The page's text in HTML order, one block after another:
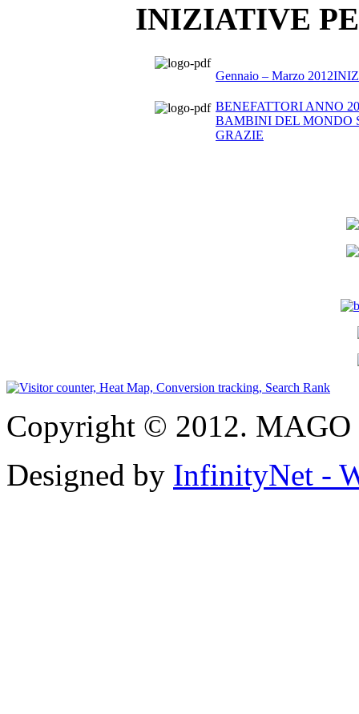
INIZIATIVE
Gennaio – Marzo
BENEFATTORI ANNO
BAMBINI DEL MONDO
GRAZIE
Copyright © 2012. MAGO
Designed by InfinityNet -